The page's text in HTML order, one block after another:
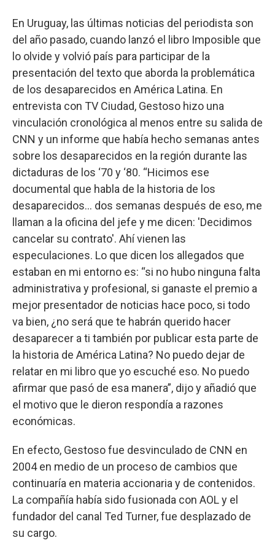
En Uruguay, las últimas noticias del periodista son
del año pasado, cuando lanzó el libro Imposible que
lo olvide y volvió país para participar de la
presentación del texto que aborda la problemática
de los desaparecidos en América Latina. En
entrevista con TV Ciudad, Gestoso hizo una
vinculación cronológica al menos entre su salida de
CNN y un informe que había hecho semanas antes
sobre los desaparecidos en la región durante las
dictaduras de los ‘70 y ‘80. “Hicimos ese
documental que habla de la historia de los
desaparecidos... dos semanas después de eso, me
llaman a la oficina del jefe y me dicen: 'Decidimos
cancelar su contrato'. Ahí vienen las
especulaciones. Lo que dicen los allegados que
estaban en mi entorno es: “si no hubo ninguna falta
administrativa y profesional, si ganaste el premio a
mejor presentador de noticias hace poco, si todo
va bien, ¿no será que te habrán querido hacer
desaparecer a ti también por publicar esta parte de
la historia de América Latina? No puedo dejar de
relatar en mi libro que yo escuché eso. No puedo
afirmar que pasó de esa manera”, dijo y añadió que
el motivo que le dieron respondía a razones
económicas.
En efecto, Gestoso fue desvinculado de CNN en
2004 en medio de un proceso de cambios que
continuaría en materia accionaria y de contenidos.
La compañía había sido fusionada con AOL y el
fundador del canal Ted Turner, fue desplazado de
su cargo.